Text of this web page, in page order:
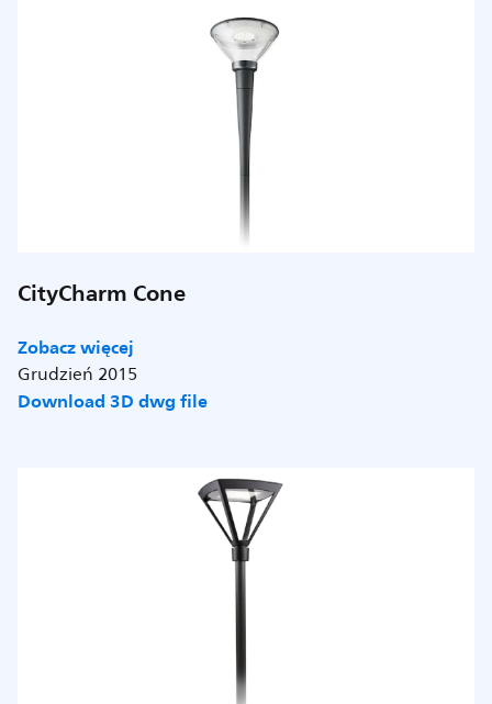
CityCharm Cone
Zobacz więcej
Grudzień 2015
Download 3D dwg file